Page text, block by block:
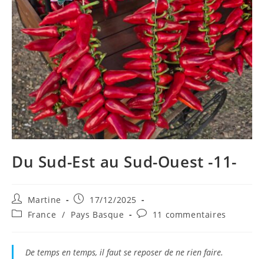
Du Sud-Est au Sud-Ouest -11-
Auteur/autrice
de
Martine
Publication
publiée :
17/12/2025
PostFrance / Pays Basque
Commentaires
publication :
11 commentaires
De temps en temps, il faut se reposer de ne rien faire.